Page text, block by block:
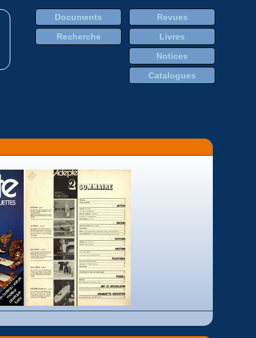
Documents
Recherche
Revues
Livres
Notices
Catalogues